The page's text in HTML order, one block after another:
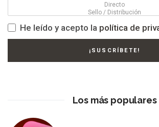
He leído y acepto la política de
Los más populares